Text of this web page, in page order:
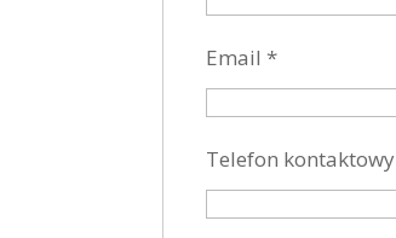
Email *
Telefon kontaktowy